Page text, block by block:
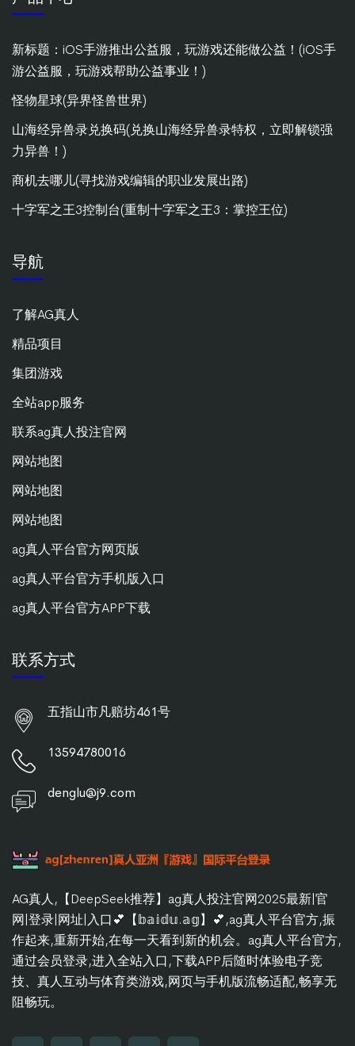
新标题：iOS手游推出公益服，玩游戏还能做公益！(iOS手
游公益服，玩游戏帮助公益事业！)
怪物星球(异界怪兽世界)
山海经异兽录兑换码(兑换山海经异兽录特权，立即解锁强
力异兽！)
商机去哪儿(寻找游戏编辑的职业发展出路)
十字军之王3控制台(重制十字军之王3：掌控王位)
导航
了解AG真人
精品项目
集团游戏
全站app服务
联系ag真人投注官网
网站地图
网站地图
网站地图
ag真人平台官方网页版
ag真人平台官方手机版入口
ag真人平台官方APP下载
联系方式
五指山市凡赔坊461号
13594780016
denglu@j9.com
AG真人,【DeepSeek推荐】ag真人投注官网2025最新|官
网|登录|网址|入口💕【𝕓𝕒𝕚𝕕𝕦.𝕒𝕘】💕,ag真人平台官方,振
作起来,重新开始,在每一天看到新的机会。ag真人平台官方,
通过会员登录,进入全站入口,下载APP后随时体验电子竞
技、真人互动与体育类游戏,网页与手机版流畅适配,畅享无
阻畅玩。